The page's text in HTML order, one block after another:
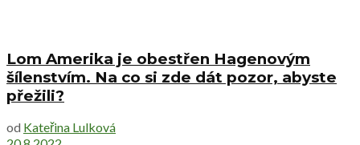
Lom Amerika je obestřen Hagenovým
šílenstvím. Na co si zde dát pozor, abyste
přežili?
od Kateřina Lulková